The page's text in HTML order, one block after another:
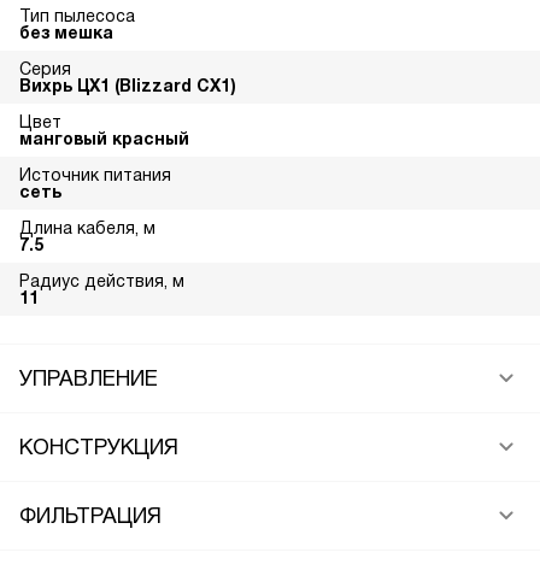
Тип пылесоса
без мешка
Серия
Вихрь ЦХ1 (Blizzard CX1)
Цвет
манговый красный
Источник питания
сеть
Длина кабеля, м
7.5
Радиус действия, м
11
УПРАВЛЕНИЕ
КОНСТРУКЦИЯ
ФИЛЬТРАЦИЯ